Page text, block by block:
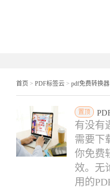
首页 > PDF标签云 > pdf免费转换器
置顶
有没有
需要下
你免费
效。无
用的